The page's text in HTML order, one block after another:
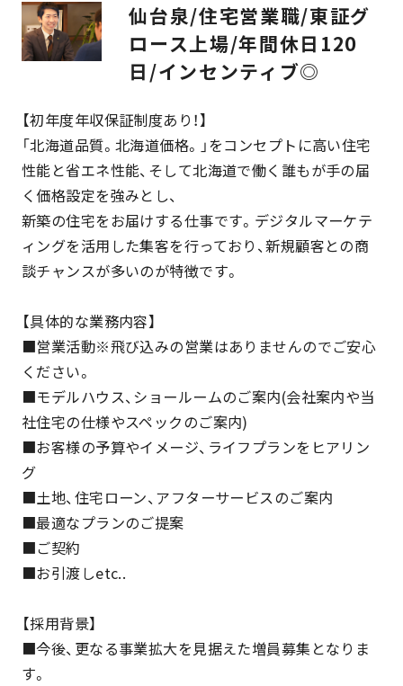
仙台泉/住宅営業職/東証グ
ロース上場/年間休日120
日/インセンティブ◎
【初年度年収保証制度あり！】
「北海道品質。北海道価格。」をコンセプトに高い住宅
性能と省エネ性能、そして北海道で働く誰もが手の届
く価格設定を強みとし、
新築の住宅をお届けする仕事です。デジタルマーケテ
ィングを活用した集客を行っており、新規顧客との商
談チャンスが多いのが特徴です。
【具体的な業務内容】
■営業活動※飛び込みの営業はありませんのでご安心
ください。
■モデルハウス、ショールームのご案内(会社案内や当
社住宅の仕様やスペックのご案内)
■お客様の予算やイメージ、ライフプランをヒアリン
グ
■土地、住宅ローン、アフターサービスのご案内
■最適なプランのご提案
■ご契約
■お引渡しetc..
【採用背景】
■今後、更なる事業拡大を見据えた増員募集となりま
す。